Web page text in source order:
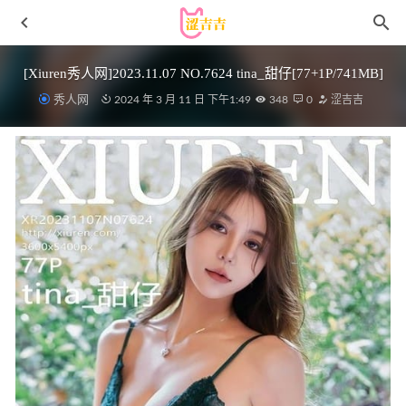
[Xiuren秀人网]2023.11.07 NO.7624 tina_甜仔[77+1P/741MB]
秀人网 2024 年 3 月 11 日 下午1:49 348 0 涩吉吉
小仓千代w – NO.001 麻衣兔女郎[24P/226MB] 2022-05-06
[Xiuren秀人网]2025.02.24 NO.9925 吒子[51+1P/553MB]
2025-08-28
JVID辰辰 – 夏日野外[115P-293MB] 2023-02-09
安食Ajiki NO.08 上海萤火虫漫展返图[16P-234M] 2025-04-
18